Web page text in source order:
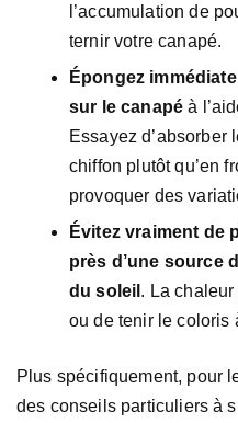
l’accumulation de
ternir votre canapé.
Épongez
sur le canapé à
Essayez
chiffon plutôt qu’en
provoquer des
Évitez vraiment de
près d’une source
du soleil . La chaleur
ou de tenir le coloris
Plus spécifiquement, pour
des conseils particuliers à